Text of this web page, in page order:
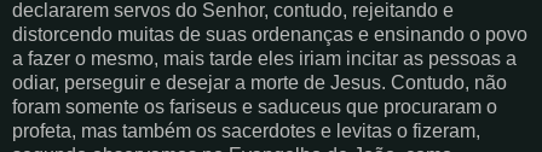
declararem servos do Senhor, contudo, rejeitando e
distorcendo muitas de suas ordenanças e ensinando o povo
a fazer o mesmo, mais tarde eles iriam incitar as pessoas a
odiar, perseguir e desejar a morte de Jesus. Contudo, não
foram somente os fariseus e saduceus que procuraram o
profeta, mas também os sacerdotes e levitas o fizeram,